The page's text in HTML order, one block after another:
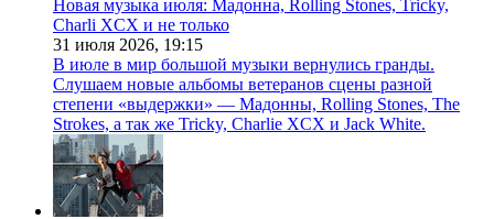
Новая музыка июля: Мадонна, Rolling Stones, Tricky,
Charli XCX и не только
31 июля 2026, 19:15
В июле в мир большой музыки вернулись гранды.
Слушаем новые альбомы ветеранов сцены разной
степени «выдержки» — Мадонны, Rolling Stones, The
Strokes, а так же Tricky, Charlie XCX и Jack White.